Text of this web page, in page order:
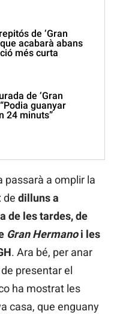
de ‘Gran
que acabarà abans
més curta
de ‘Gran
guanyar
24 minuts”
passarà a omplir la
de dilluns a
de les tardes, de
Gran Hermanoi les
. Ara bé, per anar
presentar el
ha mostrat les
casa, que enguany